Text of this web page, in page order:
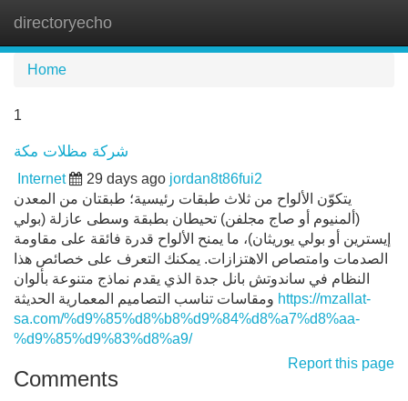
directoryecho
Home
1
شركة مظلات مكة
Internet 29 days ago jordan8t86fui2
يتكوّن الألواح من ثلاث طبقات رئيسية؛ طبقتان من المعدن
(ألمنيوم أو صاج مجلفن) تحيطان بطبقة وسطى عازلة (بولي
إيسترين أو بولي يوريثان)، ما يمنح الألواح قدرة فائقة على مقاومة
الصدمات وامتصاص الاهتزازات. يمكنك التعرف على خصائص هذا
النظام في ساندوتش بانل جدة الذي يقدم نماذج متنوعة بألوان
https://mzallat-
sa.com/%d9%85%d8%b8%d9%84%d8%a7%d8%aa-
%d9%85%d9%83%d8%a9/
Report this page
Comments